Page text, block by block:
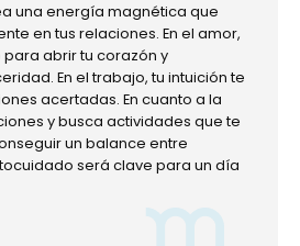
una energía magnética que
en tus relaciones. En el amor,
abrir tu corazón y
En el trabajo, tu intuición te
acertadas. En cuanto a la
y busca actividades que te
un balance entre
será clave para un día